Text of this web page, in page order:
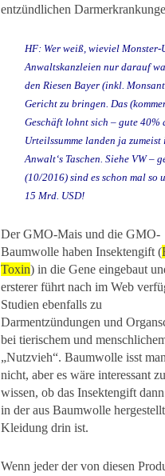
entzündlichen
HF: Wer weiß, wieviel Monster-
Anwaltskanzleien nur darauf
den Riesen Bayer (inkl.
Gericht zu bringen. Das
Geschäft lohnt sich – gute 40%
Urteilssumme landen ja zumeist
Anwalt‘s Taschen. Siehe VW –
(10/2016) sind es schon mal so
15 Mrd. USD!
Der GMO-Mais und die GMO-
Baumwolle haben Insektengift (
Toxin) in die Gene eingebaut
ersterer führt nach im Web
Studien ebenfalls zu
Darmentzündungen und
bei tierischem und
„Nutzvieh“. Baumwolle isst
nicht, aber es wäre interessant zu
wissen, ob das Insektengift
in der aus Baumwolle
Kleidung drin ist.
Wenn jeder der von diesen